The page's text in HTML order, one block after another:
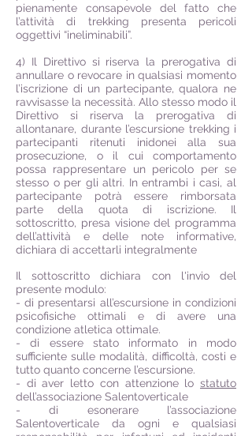
pienamente consapevole del fatto che
l’attività di trekking presenta pericoli
oggettivi “ineliminabili”.
4) Il Direttivo si riserva la prerogativa di
annullare o revocare in qualsiasi momento
l’iscrizione di un partecipante, qualora ne
ravvisasse la necessità. Allo stesso modo il
Direttivo si riserva la prerogativa di
allontanare, durante l’escursione trekking i
partecipanti ritenuti inidonei alla sua
prosecuzione, o il cui comportamento
possa rappresentare un pericolo per se
stesso o per gli altri. In entrambi i casi, al
partecipante potrà essere rimborsata
parte della quota di iscrizione. Il
sottoscritto, presa visione del programma
dell’attività e delle note informative,
dichiara di accettarli integralmente
Il sottoscritto dichiara con l'invio del
presente modulo:
- di presentarsi all’escursione in condizioni
psicofisiche ottimali e di avere una
condizione atletica ottimale.
- di essere stato informato in modo
sufficiente sulle modalità, difficoltà, costi e
tutto quanto concerne l’escursione.
- di aver letto con attenzione lo statuto
dell’associazione Salentoverticale
- di esonerare l’associazione
Salentoverticale da ogni e qualsiasi